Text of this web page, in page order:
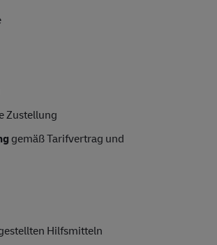
Zustellung
gemäß Tarifvertrag und
Hilfsmitteln